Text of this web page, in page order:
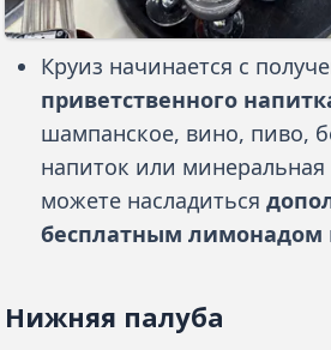
Круиз начинается с
приветственного
шампанское, вино, пиво,
напиток или
можете насладиться
бесплатным лимонадом
Нижняя палуба